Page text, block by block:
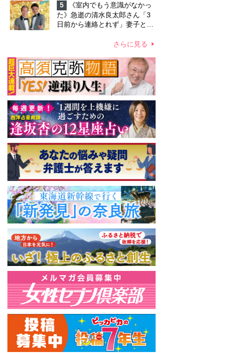
って「がんに蝕まれる母」を演
じた壮絶な撮影現場
5
《室内でもう意識がなかっ
た》急逝の清水良太郎さん「3
日前から連絡とれず」妻子とは
さらに見る